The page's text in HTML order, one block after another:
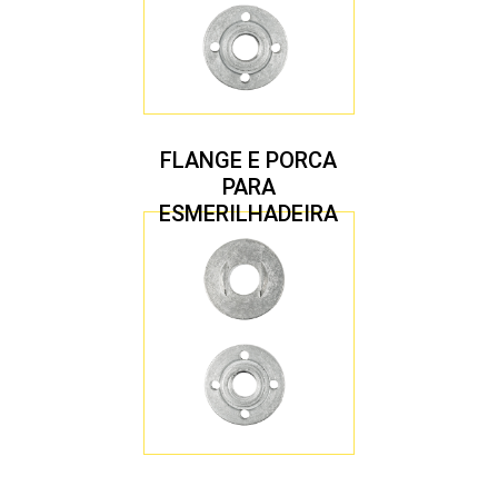
FLANGE E PORCA
PARA
ESMERILHADEIRA
4.1/2″ 22,23 MM